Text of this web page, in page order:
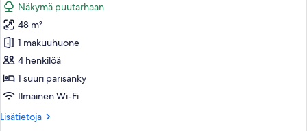
huonetyypin
Classic
Deluxe
Double
Room
-
Inclusive
Näkymä puutarhaan
48 m²
1 makuuhuone
4 henkilöä
1 suuri parisänky
Ilmainen Wi-Fi
Lisätietoja
Lisätietoja